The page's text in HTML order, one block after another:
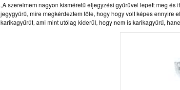
„A szerelmem nagyon kisméretű eljegyzési gyűrűvel lepett meg
jegygyűrű, mire megkérdeztem tőle, hogy hogy volt képes ennyire
karikagyűrűt, ami mint utólag kiderül, hogy nem is karikagyűrű,